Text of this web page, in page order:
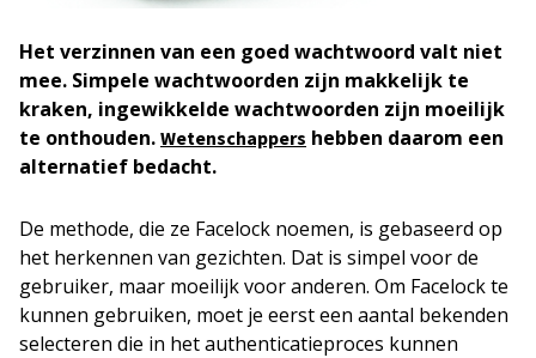
Het verzinnen van een goed wachtwoord valt niet
mee. Simpele wachtwoorden zijn makkelijk te
kraken, ingewikkelde wachtwoorden zijn moeilijk
te onthouden. Wetenschappers hebben daarom een
alternatief bedacht.
De methode, die ze Facelock noemen, is gebaseerd op
het herkennen van gezichten. Dat is simpel voor de
gebruiker, maar moeilijk voor anderen. Om Facelock te
kunnen gebruiken, moet je eerst een aantal bekenden
selecteren die in het authenticatieproces kunnen